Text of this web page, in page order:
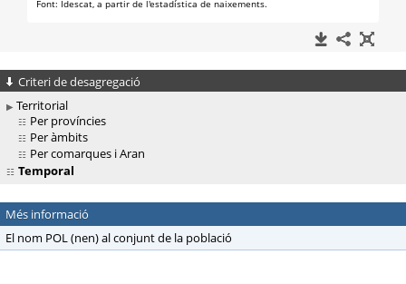
Criteri de desagregació
Territorial
Per províncies
Per àmbits
Per comarques i Aran
Temporal
Més informació
El nom POL (nen) al conjunt de la població